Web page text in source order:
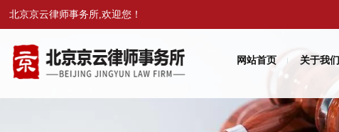
北京京云律师事务所,欢迎您！
网站首页 关于我们